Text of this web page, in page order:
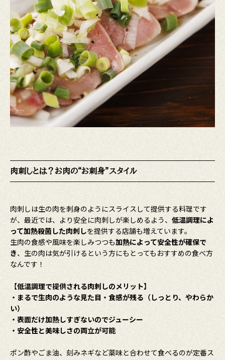
肉刺しとは？お肉の“お刺身”スタイル
肉刺しは生の肉を刺身のようにスライスして提供する料理です
が、最近では、より安全に肉刺しが楽しめるよう、 低温調理によ
って加熱殺菌した肉刺しを提供する店舗も増えています。
生肉の食感や風味を楽しみつつも加熱によって安全性が確保で
き、生の肉は気が引けるという方にもとってもおすすめの食べ方
なんです！
【低温調理で提供される肉刺しのメリット】
・まるで生肉のような見た目・食感が残る（しっとり、やわらか
い）
・表面だけ加熱しすぎないのでジューシー
・安全性と美味しさの両立が可能
ポン酢やごま油、刻みネギなど薬味と合わせて食べるのが定番ス